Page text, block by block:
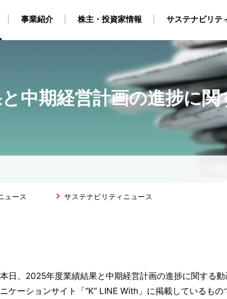
中期経営計画の進捗に関
ュース サステナビリティニュース
日、2025年度業績結果と中期経営計画の進捗に関する
ケーションサイト「“K” LINE With」に掲載しているもの
船事業 CCS事業 原油・LPG事業 洋上風力関連事業
事業紹介
タ 株式・株主情報 IRカレンダー 個人株主・投資家
株主・投資家情報
ナビリティ経営 外部からの評価 環境 社会 ガバ
サステナブル・
サステナビリテ
所在地 グループ会社・海外拠点 役員構成 組織
学生・自社養成コース） 海上職 キャリア採用情報